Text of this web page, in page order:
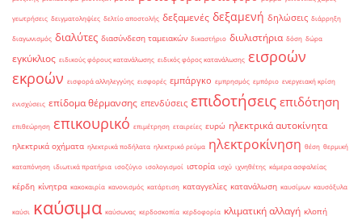
γεωτρήσεις δειγματοληψίες δελτίο αποστολής δεξαμενές δεξαμενή δηλώσεις διάρρηξη
διαγωνισμός διαλύτες διασύνδεση ταμειακών δικαστήριο διυλιστήρια δόση δώρα
εγκύκλιος ειδικούς φόρους κατανάλωσης ειδικός φόρος κατανάλωσης εισροών
εκροών εισφορά αλληλεγγύης εισφορές εμπάργκο εμπρησμός εμπόριο ενεργειακή κρίση
ενισχύσεις επίδομα θέρμανσης επενδύσεις επιδοτήσεις επιδότηση
επιθεώρηση επικουρικό επιμέτρηση εταιρείες ευρώ ηλεκτρικά αυτοκίνητα
ηλεκτρικά οχήματα ηλεκτρικά ποδήλατα ηλεκτρικό ρεύμα ηλεκτροκίνηση θέση θερμική
καταπόνηση ιδιωτικά πρατήρια ισοζύγιο ισολογισμοί ιστορία ισχύ ιχνηθέτης κάμερα ασφαλείας
κέρδη κίνητρα κακοκαιρία κανονισμός κατάρτιση καταγγελίες κατανάλωση καυσίμων καυσόξυλα
καύσι καύσιμα καύσωνας κερδοσκοπία κερδοφορία κλιματική αλλαγή κλοπή